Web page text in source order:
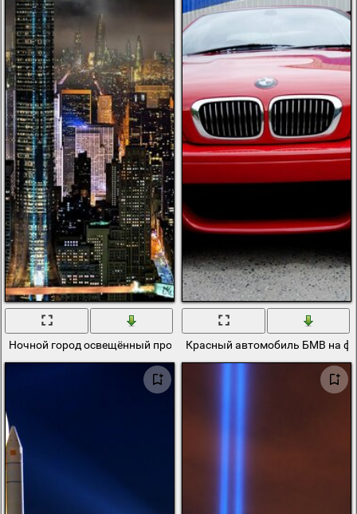
Ночной город освещённый прожекторамиКрасный автомобиль БМВ на